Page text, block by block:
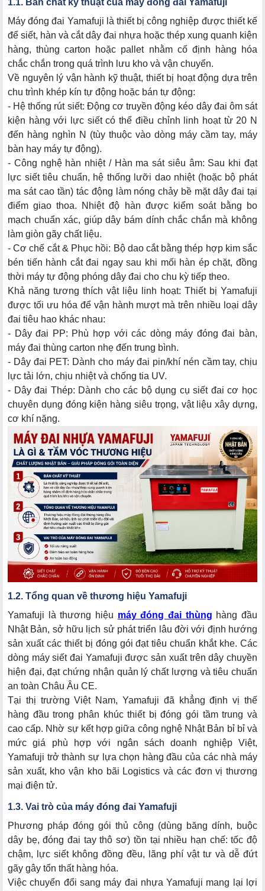
3.2. Máy siết đai cầm tay Yamafuji
3.3. Máy đóng đai bán tự động Yamafuji (Dạng bàn)
3.4. Máy đai nhựa tự động hoàn toàn Yamafuji
5.1. Mức giá cạnh tranh
5.2. Khi nào doanh nghiệp nên đầu tư máy đóng đai
Yamafuji?
6.1. Chọn máy Yamafuji theo loại dây đai tiêu hao
6.2. Chọn máy siết đai Yamafuji theo kích thước, trọng
lượng kiện hàng
7.1. Phản hồi về hiệu quả sử dụng và năng suất đóng
gói
7.2. Phản hồi về độ bền vật lý và khả năng vận hành
8.1. Bảng giá máy đai thùng Yamafuji
8.2. Bảng giá máy đóng đai cầm tay Yamafuji
9.1. Chính sách bảo hành Yamafuji tại Siêu thị Hải Minh
9.2. Mua máy đóng đai Yamafuji trực tiếp tại Siêu thị Hải
Minh
1.1. Bản chất kỹ thuật của máy đóng đai Yamafuji
Máy đóng đai Yamafuji là thiết bị công nghiệp được thiết kế
để siết, hàn và cắt dây đai nhựa hoặc thép xung quanh kiện
hàng, thùng carton hoặc pallet nhằm cố định hàng hóa
chắc chắn trong quá trình lưu kho và vận chuyển.
Về nguyên lý vận hành kỹ thuật, thiết bị hoạt động dựa trên
chu trình khép kín tự động hoặc bán tự động:
- Hệ thống rút siết: Động cơ truyền động kéo dây đai ôm sát
kiện hàng với lực siết có thể điều chỉnh linh hoạt từ 20 N
đến hàng nghìn N (tùy thuộc vào dòng máy cầm tay, máy
bàn hay máy tự động).
- Công nghệ hàn nhiệt / Hàn ma sát siêu âm: Sau khi đạt
lực siết tiêu chuẩn, hệ thống lưỡi dao nhiệt (hoặc bộ phát
ma sát cao tần) tác động làm nóng chảy bề mặt dây đai tại
điểm giao thoa. Nhiệt độ hàn được kiểm soát bằng bo
mạch chuẩn xác, giúp dây bám dính chắc chắn mà không
làm giòn gãy chất liệu.
- Cơ chế cắt & Phục hồi: Bộ dao cắt bằng thép hợp kim sắc
bén tiến hành cắt đai ngay sau khi mối hàn ép chặt, đồng
thời máy tự động phóng dây đai cho chu kỳ tiếp theo.
Khả năng tương thích vật liệu linh hoạt: Thiết bị Yamafuji
được tối ưu hóa để vận hành mượt mà trên nhiều loại dây
đai tiêu hao khác nhau:
- Dây đai PP: Phù hợp với các dòng máy đóng đai bàn,
máy đai thùng carton nhẹ đến trung bình.
- Dây đai PET: Dành cho máy đai pin/khí nén cầm tay, chịu
lực tải lớn, chịu nhiệt và chống tia UV.
- Dây đai Thép: Dành cho các bộ dụng cụ siết đai cơ học
chuyên dụng đóng kiện hàng siêu trọng, vật liệu xây dựng,
cơ khí nặng.
1.2. Tổng quan về thương hiệu Yamafuji
Yamafuji là thương hiệu máy đóng đai thùng hàng đầu
Nhật Bản, sở hữu lịch sử phát triển lâu đời với định hướng
sản xuất các thiết bị đóng gói đạt tiêu chuẩn khắt khe. Các
dòng máy siết đai Yamafuji được sản xuất trên dây chuyền
hiện đại, đạt chứng nhận quản lý chất lượng và tiêu chuẩn
an toàn Châu Âu CE.
Tại thị trường Việt Nam, Yamafuji đã khẳng định vị thế
hàng đầu trong phân khúc thiết bị đóng gói tầm trung và
cao cấp. Nhờ sự kết hợp giữa công nghệ Nhật Bản bỉ bỉ và
mức giá phù hợp với ngân sách doanh nghiệp Việt,
Yamafuji trở thành sự lựa chọn hàng đầu của các nhà máy
sản xuất, kho vận kho bãi Logistics và các đơn vị thương
mại điện tử.
1.3. Vai trò của máy đóng đai Yamafuji
Phương pháp đóng gói thủ công (dùng băng dính, buộc
dây bẹ, đóng đai tay thô sơ) tồn tại nhiều hạn chế: tốc độ
chậm, lực siết không đồng đều, lãng phí vật tư và dễ đứt
gãy gây tổn thất hàng hóa.
Việc chuyển đổi sang máy đai nhựa Yamafuji mang lại lợi